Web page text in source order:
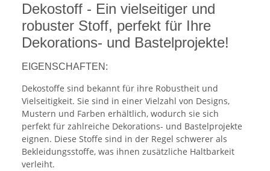
Dekostoff - Ein vielseitiger und
robuster Stoff, perfekt für Ihre
Dekorations- und Bastelprojekte!
EIGENSCHAFTEN:
Dekostoffe sind bekannt für ihre Robustheit und
Vielseitigkeit. Sie sind in einer Vielzahl von Designs,
Mustern und Farben erhältlich, wodurch sie sich
perfekt für zahlreiche Dekorations- und Bastelprojekte
eignen. Diese Stoffe sind in der Regel schwerer als
Bekleidungsstoffe, was ihnen zusätzliche Haltbarkeit
verleiht.